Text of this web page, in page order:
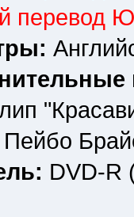
перевод
DVD-R